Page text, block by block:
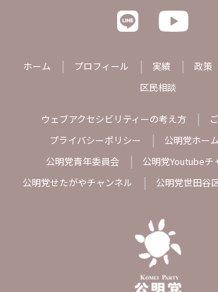
ホーム プロフィール 実績 政策
区民相談
ウェブアクセシビリティーの考え方
プライバシーポリシー
公明党ホー
公明党青年委員会
公明党Youtubeチ
公明党せたがやチャンネル
公明党世田谷